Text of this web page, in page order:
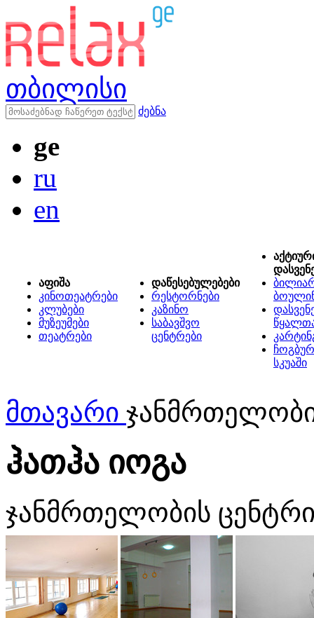
თბილისი
ძებნა
ge
ru
en
აფიშა
კინოთეატრები
კლუბები
მუზეუმები
თეატრები
დაწესებულებები
რესტორნები
კაზინო
საბავშვო
ცენტრები
სკუაში
მთავარი
ჰათჰა იოგა
ჯანმრთელობის